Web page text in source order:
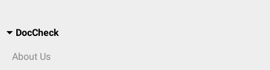
DocCheck
About Us